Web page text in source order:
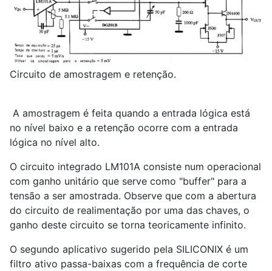
Circuito de amostragem e retenção.
A amostragem é feita quando a entrada lógica está
no nível baixo e a retenção ocorre com a entrada
lógica no nível alto.
O circuito integrado LM101A consiste num operacional
com ganho unitário que serve como "buffer" para a
tensão a ser amostrada. Observe que com a abertura
do circuito de realimentação por uma das chaves, o
ganho deste circuito se torna teoricamente infinito.
O segundo aplicativo sugerido pela SILICONIX é um
filtro ativo passa-baixas com a frequência de corte